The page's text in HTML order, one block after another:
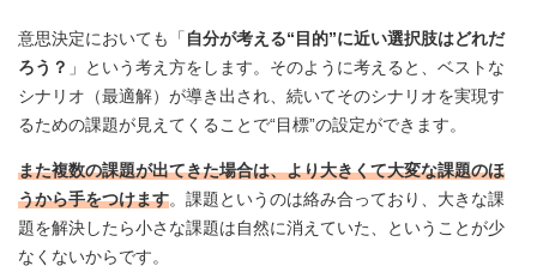
意思決定においても「自分が考える“目的”に近い選択肢はどれだ
ろう？ 」という考え方をします。そのように考えると、ベストな
シナリオ（最適解）が導き出され、続いてそのシナリオを実現す
るための課題が見えてくることで“目標”の設定ができます。
また複数の課題が出てきた場合は、より大きくて大変な課題のほ
うから手をつけます。課題というのは絡み合っており、大きな課
題を解決したら小さな課題は自然に消えていた、ということが少
なくないからです。